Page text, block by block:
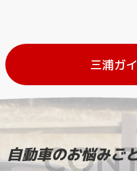
三浦ガ
自動車のお悩みご